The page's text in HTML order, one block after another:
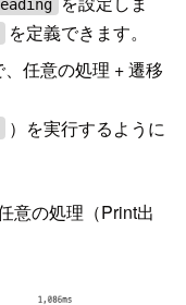
を定義できます。
任意の処理 + 遷移
）を実行するように
意の処理（Print出